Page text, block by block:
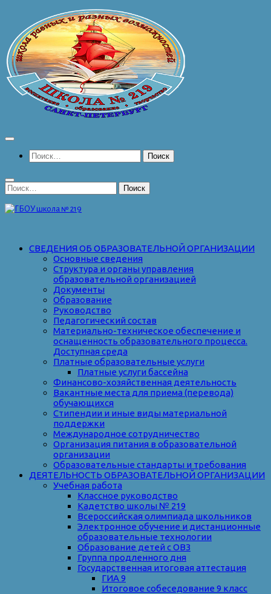
содержимому
Найти:
Найти:
СВЕДЕНИЯ ОБ ОБРАЗОВАТЕЛЬНОЙ ОРГАНИЗАЦИИ
Основные сведения
Структура и органы управления
образовательной организацией
Документы
Образование
Руководство
Педагогический состав
Материально-техническое обеспечение и
оснащенность образовательного процесса.
Доступная среда
Платные образовательные услуги
Платные услуги бассейна
Финансово-хозяйственная деятельность
Вакантные места для приема (перевода)
обучающихся
Стипендии и иные виды материальной
поддержки
Международное сотрудничество
Организация питания в образовательной
организации
Образовательные стандарты и требования
ДЕЯТЕЛЬНОСТЬ ОБРАЗОВАТЕЛЬНОЙ ОРГАНИЗАЦИИ
Учебная работа
Классное руководство
Кадетство школы № 219
Всероссийская олимпиада школьников
Электронное обучение и дистанционные
образовательные технологии
Образование детей с ОВЗ
Группа продленного дня
Государственная итоговая аттестация
ГИА 9
Итоговое собеседование 9 класс